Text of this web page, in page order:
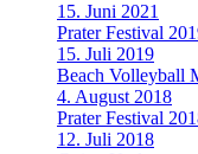
15. Juni 2021
Prater Festival
15. Juli 2019
Beach Volleyball
4. August 2018
Prater Festival
12. Juli 2018